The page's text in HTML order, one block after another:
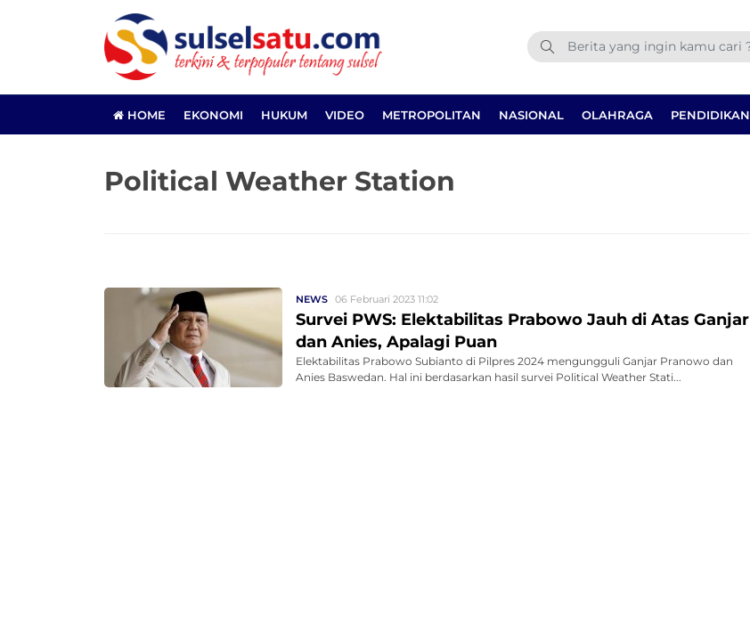
HOME EKONOMI HUKUM VIDEO METROPOLITAN NASIONAL OLAHRAGA PENDIDIKAN
Political Weather Station
NEWS 06 Februari 2023 11:02
Survei PWS: Elektabilitas Prabowo Jauh di Atas Ganjar
dan Anies, Apalagi Puan
Elektabilitas Prabowo Subianto di Pilpres 2024 mengungguli Ganjar Pranowo dan
Anies Baswedan. Hal ini berdasarkan hasil survei Political Weather Stati...